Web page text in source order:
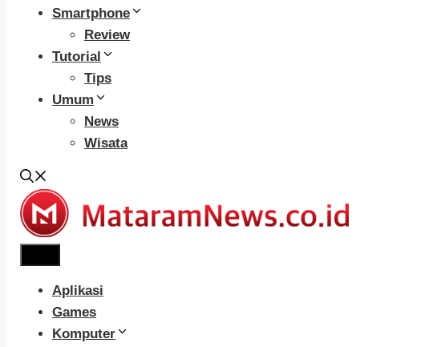
Smartphone
Review
Tutorial
Tips
Umum
News
Wisata
Aplikasi
Games
Komputer